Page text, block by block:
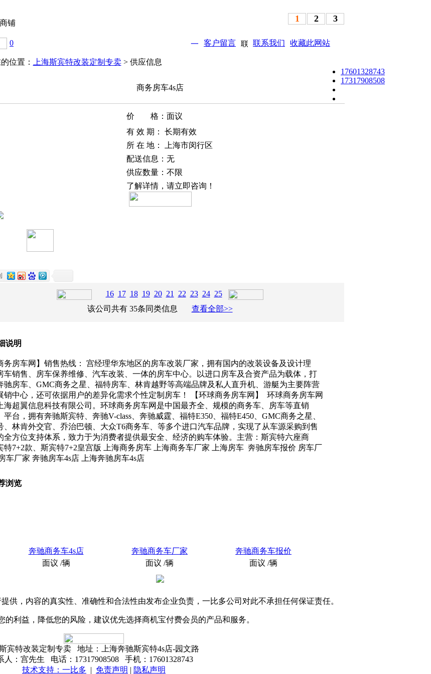
铺
1 2 3
0 客户留言 联系我们 收藏此网站
位置： 上海斯宾特改装定制专卖> 供应信息
商务房车4s店
价 格： 面议
有 效 期：
长期有效
所 在 地：
上海市闵行区
配送信息： 无
供应数量： 不限
了解详情，请立即咨询！
17601328743
17317908508
16 17 18 19 20 21 22 23 24 25
该公司共有 35条同类信息 查看全部>>
说明
务房车网】销售热线： 宫经理华东地区的房车改装厂家，拥有国内的改装设备及设计理
车销售、房车保养维修、汽车改装、一体的房车中心。以进口房车及合资产品为载体，打
驰房车、GMC商务之星、福特房车、林肯越野等高端品牌及私人直升机、游艇为主要阵营
销中心，还可依据用户的差异化需求个性定制房车！ 【环球商务房车网】 环球商务房车网
海超翼信息科技有限公司。环球商务房车网是中国最齐全、规模的商务车、房车等直销
平台，拥有奔驰斯宾特、奔驰V-class、奔驰威霆、福特E350、福特E450、GMC商务之星、
、林肯外交官、乔治巴顿、大众T6商务车、等多个进口汽车品牌，实现了从车源采购到售
全方位支持体系，致力于为消费者提供最安全、经济的购车体验。主营：斯宾特六座商
特7+2款、斯宾特7+2皇宫版 上海商务房车 上海商务车厂家 上海房车 奔驰房车报价 房车厂
车厂家 奔驰房车4s店 上海奔驰房车4s店
浏览
奔驰商务车4s店
面议 /辆
奔驰商务车厂家
面议 /辆
奔驰商务车报价
面议 /辆
供，内容的真实性、准确性和合法性由发布企业负责，一比多公司对此不承担任何保证责任。
的利益，降低您的风险，建议优先选择商机宝付费会员的产品和服务。
斯宾特改装定制专卖 地址：上海奔驰斯宾特4s店-园文路
人：宫先生 电话：17317908508 手机：17601328743
技术支持：一比多 | 免责声明 | 隐私声明